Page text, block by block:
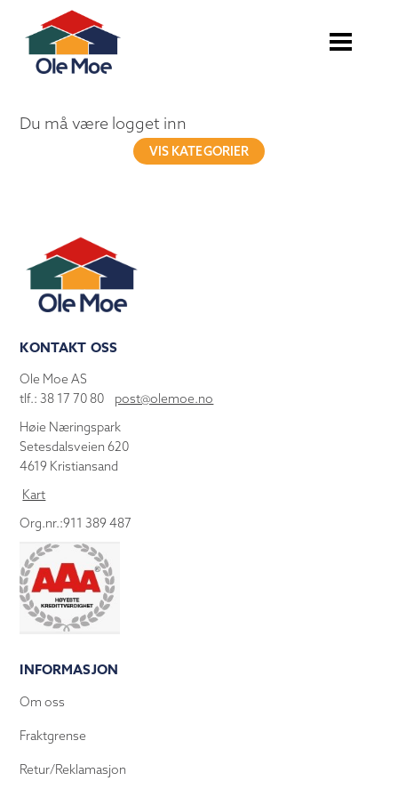
Du må være logget inn
VIS KATEGORIER
KONTAKT OSS
Ole Moe AS
tlf.: 38 17 70 80 post@olemoe.no
Høie Næringspark
Setesdalsveien 620
4619 Kristiansand
Kart
Org.nr.:911 389 487
INFORMASJON
Om oss
Fraktgrense
Retur/Reklamasjon